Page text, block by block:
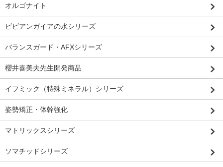
オルゴナイト
ビビアンガイアの水シリーズ
バランスガード・AFXシリーズ
櫻井喜美夫先生開発商品
イフミック（特殊ミネラル）シリーズ
姿勢矯正・体幹強化
マトリックスシリーズ
ソマチッドシリーズ